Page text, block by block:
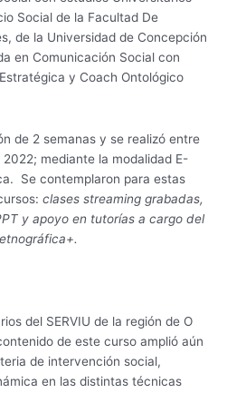
Social de la Facultad De
de la Universidad de Concepción
en Comunicación Social con
y Coach Ontológico
de 2 semanas y se realizó entre
mediante la modalidad E-
Se contemplaron para estas
clases streaming grabadas,
y apoyo en tutorías a cargo del
del SERVIU de la región de O
de este curso amplió aún
de intervención social,
en las distintas técnicas